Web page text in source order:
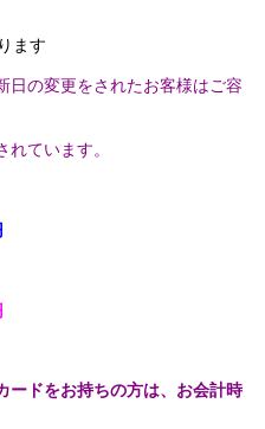
ます
の変更をされたお客様はご容
ています。
ドをお持ちの方は、お会計時